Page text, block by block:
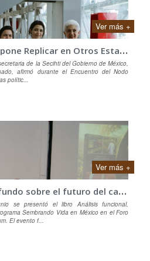
Ver más +
G
obierno Federal Propone Replicar en Otros Estados las Estrategias de Yucatán para Preservar la Lengua Maya
de la Secihti del Gobierno de México,
afirmó durante el Encuentro del Nodo
polític...
Ver más +
I
mpulsan debate profundo sobre el futuro del campo mexicano
se presentó el libro Análisis funcional,
Sembrando Vida en México en el Foro
El evento f...